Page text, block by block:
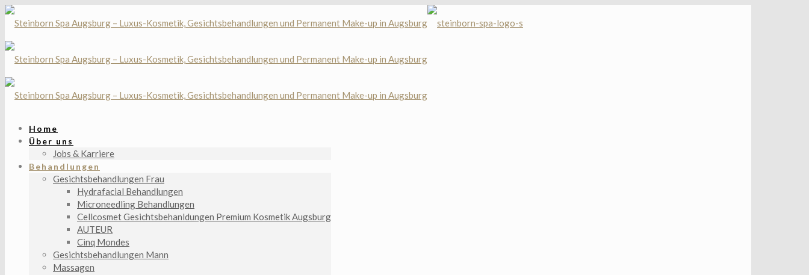
Home
Über uns
Jobs & Karriere
Behandlungen
Gesichtsbehandlungen Frau
Hydrafacial Behandlungen
Microneedling Behandlungen
Cellcosmet Gesichtsbehanldungen Premium Kosmetik Augsburg
AUTEUR
Cinq Mondes
Gesichtsbehandlungen Mann
Massagen